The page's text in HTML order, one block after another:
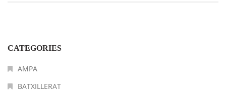
CATEGORIES
AMPA
BATXILLERAT